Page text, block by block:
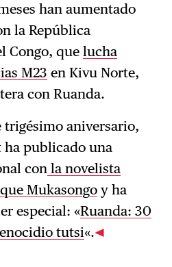
han aumentado
la República
Congo, que lucha
M23 en Kivu Norte,
con Ruanda.
trigésimo aniversario,
ha publicado una
con la novelista
Mukasongo y ha
especial: «Ruanda: 30
tutsi«.